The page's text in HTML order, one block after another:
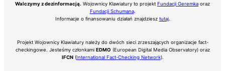
Walczymy z dezinformacją. Wojownicy Klawiatury to projekt Fundacji Geremka oraz
Fundacji Schumana.
Informacje o finansowaniu działań znajdziesz tutaj.
Projekt Wojownicy Klawiatury należy do dwóch sieci zrzeszających organizacje fact-
checkingowe. Jesteśmy członkami EDMO (European Digital Media Observatory) oraz
IFCN (International Fact-Checking Network).